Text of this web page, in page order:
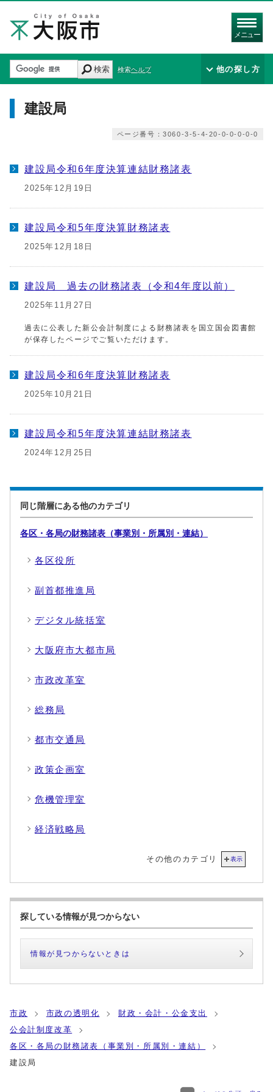
メニュー
検索 検索ヘルプ 他の探し方
建設局
ページ番号：3060-3-5-4-20-0-0-0-0-0
建設局令和6年度決算連結財務諸表
2025年12月19日
建設局令和5年度決算財務諸表
2025年12月18日
建設局 過去の財務諸表（令和4年度以前）
2025年11月27日
過去に公表した新公会計制度による財務諸表を国立国会図書館
が保存したページでご覧いただけます。
建設局令和6年度決算財務諸表
2025年10月21日
建設局令和5年度決算連結財務諸表
2024年12月25日
同じ階層にある他のカテゴリ
各区・各局の財務諸表（事業別・所属別・連結）
各区役所
副首都推進局
デジタル統括室
大阪府市大都市局
市政改革室
総務局
都市交通局
政策企画室
危機管理室
経済戦略局
その他のカテゴリ 表示
探している情報が見つからない
情報が見つからないときは
市政 市政の透明化
財政・会計・公金支出
公会計制度改革
各区・各局の財務諸表（事業別・所属別・連結）
建設局